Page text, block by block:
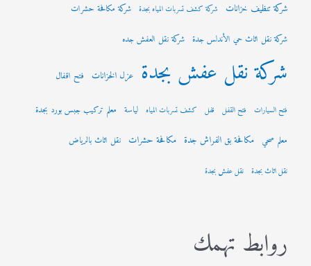
شركة تنظيف خزانات شركة كشف تسربات المياه بجدة شركة مكافحة حشرات
شركة نقل اثاث حي الأندلس جدة شركة نقل العفش جده
شركة نقل عفش بجدة عزل الخزانات فتح اقفال
فتح السيارات فتح القفل قفل كشف تسربات المياه لياسة معلم تركيب جبس بورد بجدة
معلم صحي مكافحة بق الفراش جدة مكافحة حشرات نقل اثاث بالرياض
نقل اثاث بجدة نقل عفش بجدة
روابط تهمك